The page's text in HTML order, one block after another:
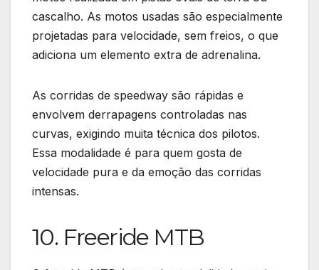
cascalho. As motos usadas são especialmente
projetadas para velocidade, sem freios, o que
adiciona um elemento extra de adrenalina.
As corridas de speedway são rápidas e
envolvem derrapagens controladas nas
curvas, exigindo muita técnica dos pilotos.
Essa modalidade é para quem gosta de
velocidade pura e da emoção das corridas
intensas.
10. Freeride MTB